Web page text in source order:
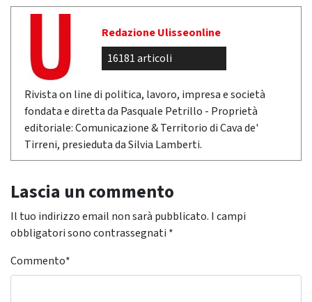
Redazione Ulisseonline
16181 articoli
Rivista on line di politica, lavoro, impresa e società
fondata e diretta da Pasquale Petrillo - Proprietà
editoriale: Comunicazione & Territorio di Cava de'
Tirreni, presieduta da Silvia Lamberti.
Lascia un commento
Il tuo indirizzo email non sarà pubblicato. I campi
obbligatori sono contrassegnati *
Commento*